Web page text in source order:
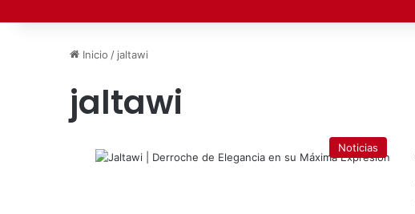
Inicio / jaltawi
jaltawi
Noticias